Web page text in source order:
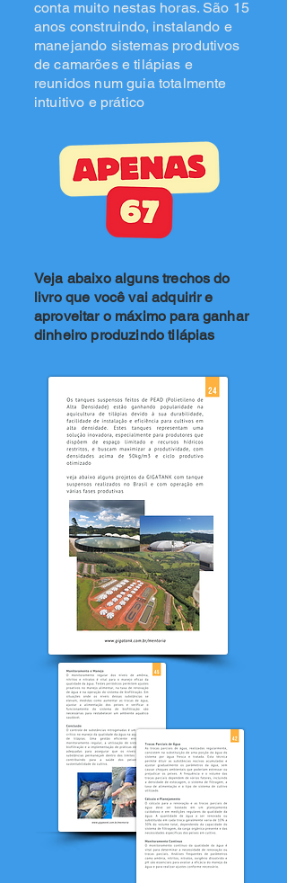
conta muito nestas horas. São 15
anos construindo, instalando e
manejando sistemas produtivos
de camarões e tilápias e
reunidos num guia totalmente
intuitivo e prático
Veja abaixo alguns trechos do
livro que você vai adquirir e
aproveitar o máximo para ganhar
dinheiro produzindo tilápias